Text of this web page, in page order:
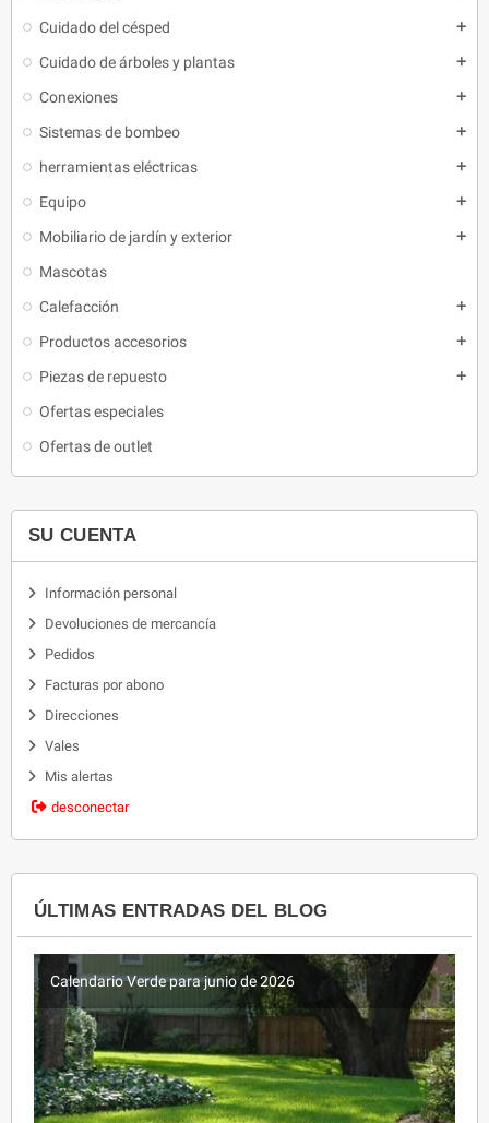
Cuidado del césped add
Cuidado de árboles y plantas add
Conexiones add
Sistemas de bombeo add
herramientas eléctricas add
Equipo add
Mobiliario de jardín y exterior add
Mascotas
Calefacción
add
Productos accesorios add
Piezas de repuesto add
Ofertas especiales
Ofertas de outlet
SU CUENTA
Información personal
Devoluciones de mercancía
Pedidos
Facturas por abono
Direcciones
Vales
Mis alertas
desconectar
ÚLTIMAS ENTRADAS DEL BLOG
Calendario Verde para junio de 2026